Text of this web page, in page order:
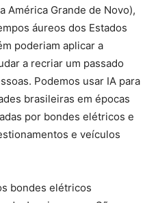
América Grande de Novo),
áureos dos Estados
poderiam aplicar a
a recriar um passado
Podemos usar IA para
brasileiras em épocas
por bondes elétricos e
e veículos
bondes elétricos